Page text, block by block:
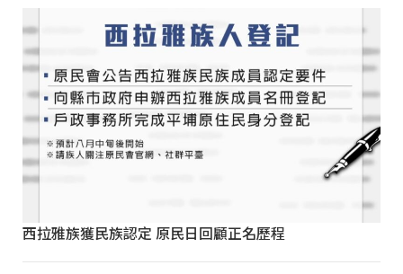
西拉雅族獲民族認定 原民日回顧正名歷程